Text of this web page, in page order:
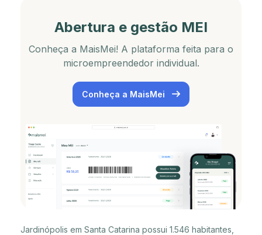
Abertura e gestão MEI
Conheça a MaisMei! A plataforma feita para o
microempreendedor individual.
Conheça a MaisMei
Jardinópolis em Santa Catarina possui 1.546 habitantes,